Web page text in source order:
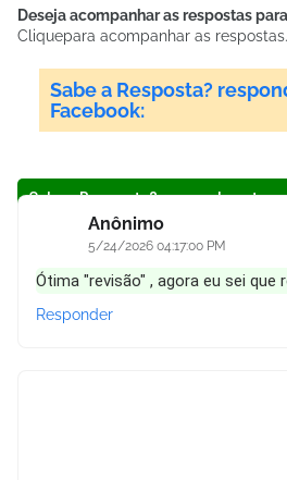
Deseja acompanhar as respostas
Cliquepara acompanhar as respostas.
Sabe a Resposta?
Facebook:
Sabe a Resposta? responda esta
comunidade:Anônimo
5/24/2026 04:17:00 PM
Ótima "revisão" , agora eu sei que
Responder